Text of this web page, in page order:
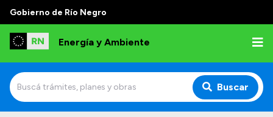
Gobierno de Río Negro
Energía y Ambiente
Buscar